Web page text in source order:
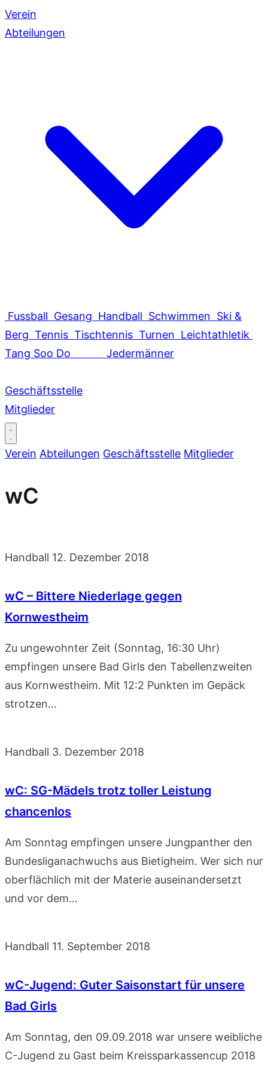
Verein
Abteilungen
Fussball Gesang Handball Schwimmen Ski &
Berg Tennis Tischtennis Turnen Leichtathletik
Tang Soo Do
Jedermänner
Geschäftsstelle
Mitglieder
Verein Abteilungen Geschäftsstelle Mitglieder
wC
Handball 12. Dezember 2018
wC – Bittere Niederlage gegen
Kornwestheim
Zu ungewohnter Zeit (Sonntag, 16:30 Uhr)
empfingen unsere Bad Girls den Tabellenzweiten
aus Kornwestheim. Mit 12:2 Punkten im Gepäck
strotzen…
Handball 3. Dezember 2018
wC: SG-Mädels trotz toller Leistung
chancenlos
Am Sonntag empfingen unsere Jungpanther den
Bundesliganachwuchs aus Bietigheim. Wer sich nur
oberflächlich mit der Materie auseinandersetzt
und vor dem…
Handball 11. September 2018
wC-Jugend: Guter Saisonstart für unsere
Bad Girls
Am Sonntag, den 09.09.2018 war unsere weibliche
C-Jugend zu Gast beim Kreissparkassencup 2018